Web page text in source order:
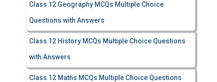
Class 12 Geography MCQs Multiple Choice
Questions with Answers
Class 12 History MCQs Multiple Choice Questions
with Answers
Class 12 Maths MCQs Multiple Choice Questions